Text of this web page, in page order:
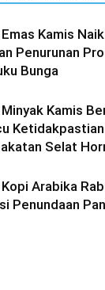
Kamis
Penurunan
Bunga
Kamis
Selat
Arabika
Penundaan